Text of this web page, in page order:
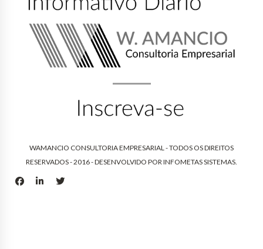
WAMANCIO CONSULTORIA EMPRESARIAL - TODOS OS DIREITOS
RESERVADOS - 2016 - DESENVOLVIDO PORINFOMETAS SISTEMAS.